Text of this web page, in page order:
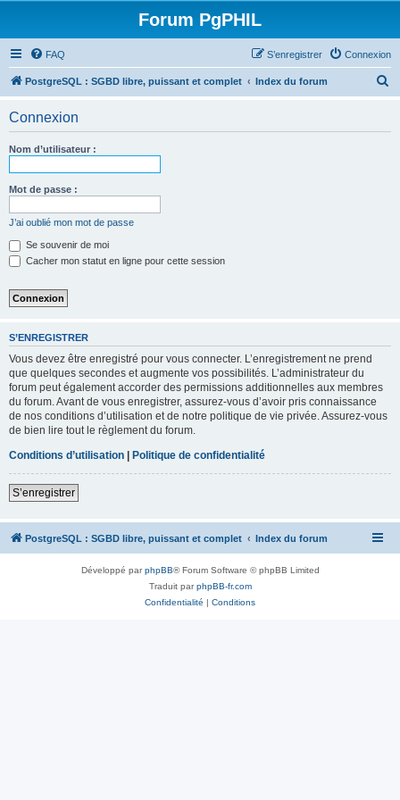
Forum PgPHIL
FAQ Connexion
S’enregistrer
PostgreSQL : SGBD libre, puissant et complet Index du forum
Connexion
Nom d’utilisateur :
Mot de passe :
J’ai oublié mon mot de passe
Se souvenir de moi
Cacher mon statut en ligne pour cette session
S’ENREGISTRER
Vous devez être enregistré pour vous connecter. L’enregistrement ne prend
que quelques secondes et augmente vos possibilités. L’administrateur du
forum peut également accorder des permissions additionnelles aux membres
du forum. Avant de vous enregistrer, assurez-vous d’avoir pris connaissance
de nos conditions d’utilisation et de notre politique de vie privée. Assurez-vous
de bien lire tout le règlement du forum.
Conditions d’utilisation | Politique de confidentialité
S’enregistrer
PostgreSQL : SGBD libre, puissant et complet Index du forum
Développé parphpBB® Forum Software © phpBB Limited
Traduit parphpBB-fr.com
Confidentialité | Conditions